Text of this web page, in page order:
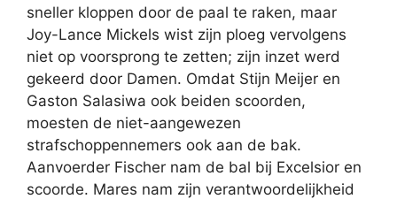
sneller kloppen door de paal te raken, maar
Joy-Lance Mickels wist zijn ploeg vervolgens
niet op voorsprong te zetten; zijn inzet werd
gekeerd door Damen. Omdat Stijn Meijer en
Gaston Salasiwa ook beiden scoorden,
moesten de niet-aangewezen
strafschoppennemers ook aan de bak.
Aanvoerder Fischer nam de bal bij Excelsior en
scoorde. Mares nam zijn verantwoordelijkheid